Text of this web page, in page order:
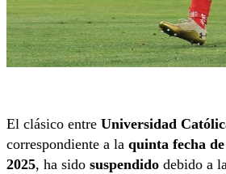
El clásico entre Universidad
correspondiente a la quinta fecha
2025, ha sido suspendido debido a